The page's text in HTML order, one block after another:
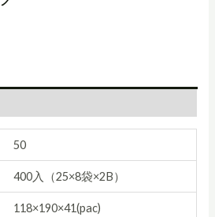
50
400入（25×8袋×2B）
118×190×41(pac)